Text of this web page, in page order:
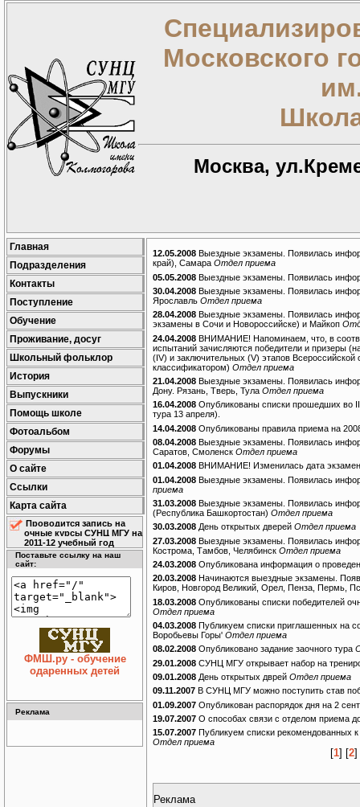
Московского
Москва,
Главная
Подразделения
Контакты
Поступление
Обучение
Проживание, досуг
Школьный фольклор
История
Выпускники
Помощь школе
Фотоальбом
Форумы
О сайте
Ссылки
Карта сайта
Проводится запись на
очные курсы СУНЦ МГУ на
2011-12 учебный год
Поставьте ссылку на наш
сайт:
ФМШ.ру - обучение
одаренных детей
Реклама
12.05.2008 Выездные экзамены. Появилась
край), Самара Отдел приема
05.05.2008 Выездные экзамены. Появилась
30.04.2008 Выездные экзамены. Появилась
Ярославль Отдел приема
28.04.2008 Выездные экзамены. Появилась
экзамены в Сочи и Новороссийске) и Майкоп
24.04.2008 ВНИМАНИЕ! Напоминаем, что, в
испытаний зачисляются победители и призеры
(IV) и заключительных (V) этапов
классификатором) Отдел приема
21.04.2008 Выездные экзамены. Появилась
Дону. Рязань, Тверь, Тула Отдел приема
16.04.2008 Опубликованы списки прошедших во II
тура 13 апреля).
14.04.2008 Опубликованы правила приема на
08.04.2008 Выездные экзамены. Появилась
Саратов, Смоленск Отдел приема
01.04.2008 ВНИМАНИЕ! Изменилась дата
01.04.2008 Выездные экзамены. Появилась
приема
31.03.2008 Выездные экзамены. Появилась
(Республика Башкортостан) Отдел приема
30.03.2008 День открытых дверей Отдел приема
27.03.2008 Выездные экзамены. Появилась
Кострома, Тамбов, Челябинск Отдел приема
24.03.2008 Опубликована информация о
20.03.2008 Начинаются выездные экзамены.
Киров, Новгород Великий, Орел, Пенза, Пермь,
18.03.2008 Опубликованы списки победителей
Отдел приема
04.03.2008 Публикуем списки приглашенных на
Воробьевы Горы' Отдел приема
08.02.2008 Опубликовано задание заочного тура
29.01.2008 СУНЦ МГУ открывает набор на
09.01.2008 День открытых дврей Отдел приема
09.11.2007 В СУНЦ МГУ можно поступить став
01.09.2007 Опубликован распорядок дня на 2
19.07.2007 О способах связи с отделом приема
15.07.2007 Публикуем списки
Отдел приема
[1] [2]
Реклама